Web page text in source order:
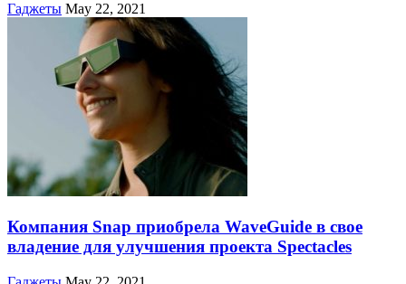
Гаджеты May 22, 2021
Компания Snap приобрела WaveGuide в свое
владение для улучшения проекта Spectacles